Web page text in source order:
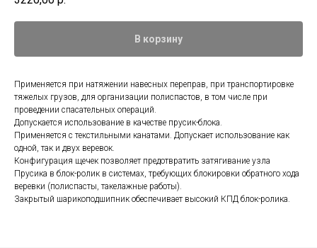
В корзину
Применяется при натяжении навесных переправ, при транспортировке
тяжелых грузов, для организации полиспастов, в том числе при
проведении спасательных операций.
Допускается использование в качестве прусик-блока.
Применяется с текстильными канатами. Допускает использование как
одной, так и двух веревок.
Конфигурация щечек позволяет предотвратить затягивание узла
Прусика в блок-ролик в системах, требующих блокировки обратного хода
веревки (полиспасты, такелажные работы).
Закрытый шарикоподшипник обеспечивает высокий КПД блок-ролика.